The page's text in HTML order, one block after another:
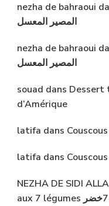
nezha de bahraoui
المصير المعسل
nezha de bahraoui
المصير المعسل
souad dans Dessert
d’Amérique
latifa dans
latifa dans
NEZHA DE SIDI